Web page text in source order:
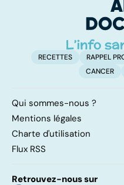
RECETTES RAPPEL
CANCER
Qui sommes-nous ?
Mentions légales
Charte d'utilisation
Flux RSS
Retrouvez-nous sur